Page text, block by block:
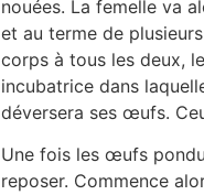
nouées. La femelle va
et au terme de
corps à tous les deux,
incubatrice dans
déversera ses œufs.
Une fois les œufs
reposer. Commence